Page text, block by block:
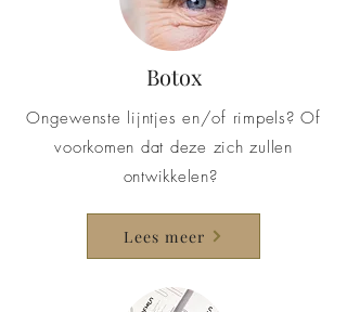
Botox
Ongewenste lijntjes en/of rimpels? Of
voorkomen dat deze zich zullen
ontwikkelen?
Lees meer